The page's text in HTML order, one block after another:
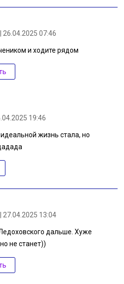
отправлять вам
| 26.04.2025 07:46
и ходите рядом
19:46
идеальной жизнь стала, но
| 27.04.2025 13:04
дальше. Хуже
не станет))